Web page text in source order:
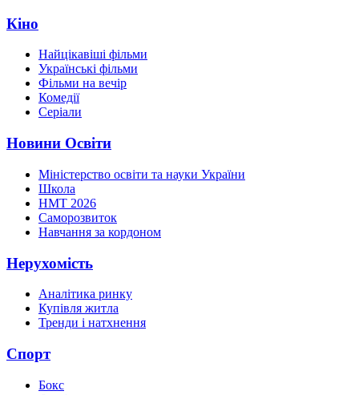
Кіно
Найцікавіші фільми
Українські фільми
Фільми на вечір
Комедії
Серіали
Новини Освіти
Міністерство освіти та науки України
Школа
НМТ 2026
Саморозвиток
Навчання за кордоном
Нерухомість
Аналітика ринку
Купівля житла
Тренди і натхнення
Спорт
Бокс